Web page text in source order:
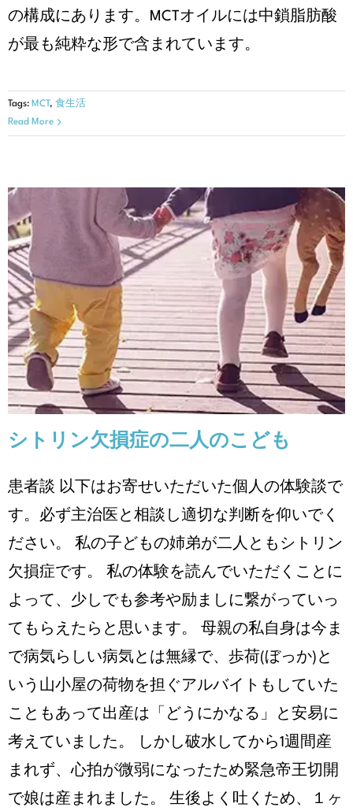
の構成にあります。MCTオイルには中鎖脂肪酸
が最も純粋な形で含まれています。
Tags: MCT, 食生活
Read More
シトリン欠損症の二人のこども
患者体験談
シトリン欠損症の二人のこども
患者談 以下はお寄せいただいた個人の体験談で
す。必ず主治医と相談し適切な判断を仰いでく
ださい。 私の子どもの姉弟が二人ともシトリン
欠損症です。 私の体験を読んでいただくことに
よって、少しでも参考や励ましに繋がっていっ
てもらえたらと思います。 母親の私自身は今ま
で病気らしい病気とは無縁で、歩荷(ぼっか)と
いう山小屋の荷物を担ぐアルバイトもしていた
こともあって出産は「どうにかなる」と安易に
考えていました。 しかし破水してから1週間産
まれず、心拍が微弱になったため緊急帝王切開
で娘は産まれました。 生後よく吐くため、１ヶ